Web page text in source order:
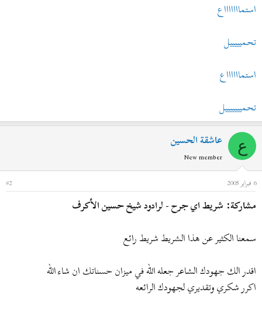
استماااااااع
تحميييييل
استمااااااع
تحميييييييل
ع عاشقة الحسين
New member
6 فبراير 2005
#2
مشاركة: شريط اي جرح - لرادود شيخ حسين الأكرف
سمعنا الكثير عن هذا الشريط شريط رائع
اقدر الك جهودك الشاعر جعله الله في ميزان حسناتك ان شاء الله
اكرر شكري وتقديري لجهودك الرائعه